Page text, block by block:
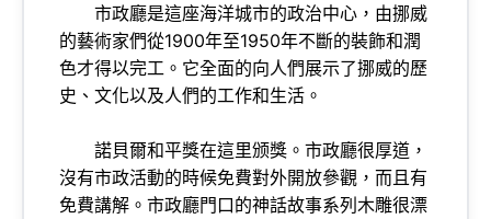
市政廳是這座海洋城市的政治中心，由挪威
的藝術家們從1900年至1950年不斷的裝飾和潤
色才得以完工。它全面的向人們展示了挪威的歷
史、文化以及人們的工作和生活。
諾貝爾和平獎在這里颁獎。市政廳很厚道，
沒有市政活動的時候免費對外開放參觀，而且有
免費講解。市政廳門口的神話故事系列木雕很漂